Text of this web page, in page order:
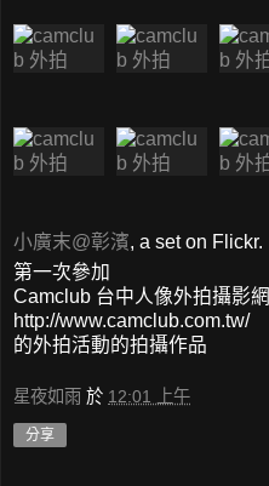
小廣末@彰濱, a set on Flickr.
第一次參加
Camclub 台中人像外拍攝影網
http://www.camclub.com.tw/
的外拍活動的拍攝作品
星夜如雨 於 12:01 上午
分享